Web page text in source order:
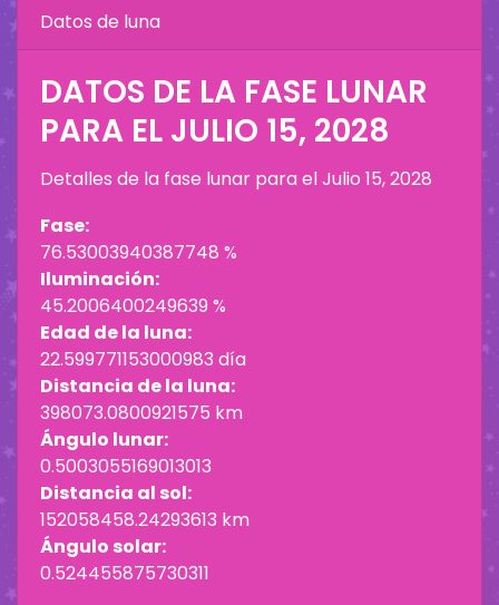
Datos de luna
DATOS DE LA FASE LUNAR
PARA EL JULIO 15, 2028
Detalles de la fase lunar para elJulio 15, 2028
Fase:
76.53003940387748 %
Iluminación:
45.2006400249639 %
Edad de la luna:
22.599771153000983 día
Distancia de la luna:
398073.0800921575 km
Ángulo lunar:
0.5003055169013013
Distancia al sol:
152058458.24293613 km
Ángulo solar:
0.524455875730311